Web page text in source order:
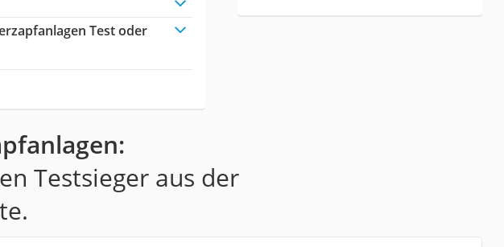
Test oder
Testsieger aus der